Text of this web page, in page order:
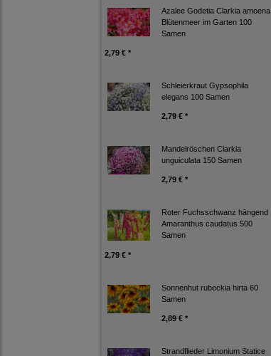
Azalee Godetia Clarkia amoena
Blütenmeer im Garten 100
Samen
2,79 € *
Schleierkraut Gypsophila
elegans 100 Samen
2,79 € *
Mandelröschen Clarkia
unguiculata 150 Samen
2,79 € *
Roter Fuchsschwanz hängend
Amaranthus caudatus 500
Samen
2,79 € *
Sonnenhut rubeckia hirta 60
Samen
2,89 € *
Strandflieder Limonium Statice